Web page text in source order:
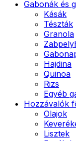
Gabonák és
Kásák
Tészták
Granola
Hajdina
Quinoa
Rizs
Egyéb
Hozzávalók
Olajok
Lisztek